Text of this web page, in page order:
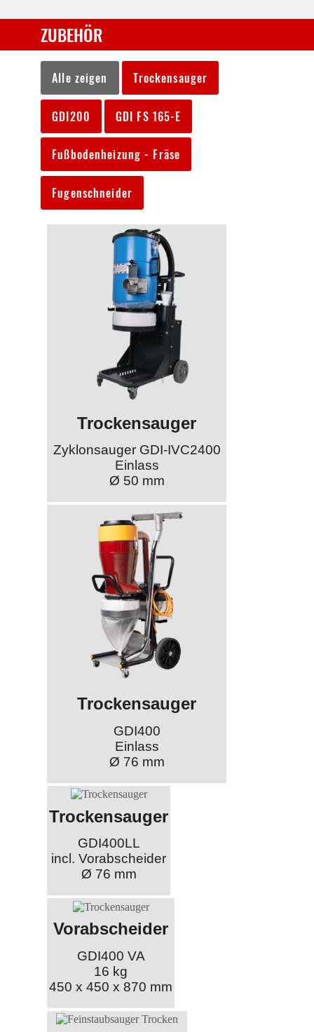
ZUBEHÖR
Alle zeigen Trockensauger
GDI200 GDI FS 165-E
Fußbodenheizung - Fräse
Fugenschneider
Trockensauger
Zyklonsauger GDI-IVC2400
Einlass
Ø 50 mm
Trockensauger
GDI400
Einlass
Ø 76 mm
Trockensauger
GDI400LL
incl. Vorabscheider
Ø 76 mm
Vorabscheider
GDI400 VA
16 kg
450 x 450 x 870 mm